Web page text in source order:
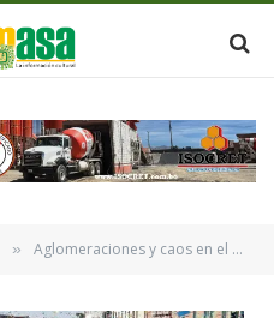
» Aglomeraciones y caos en el Carnaval de Venecia reavivan críticas al turismo de masas